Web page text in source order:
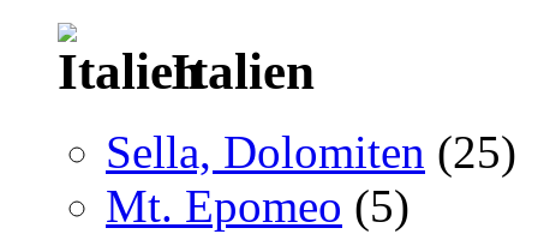
Italien
Sella, Dolomiten (25)
Mt. Epomeo (5)